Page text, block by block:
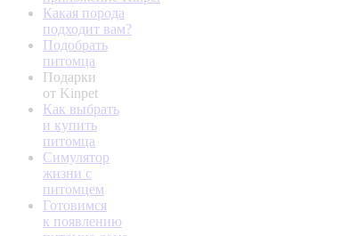
Какая порода
подходит вам?
Подобрать
питомца
Подарки
от Kinpet
Как выбрать
и купить
питомца
Симулятор
жизни с
питомцем
Готовимся
к появлению